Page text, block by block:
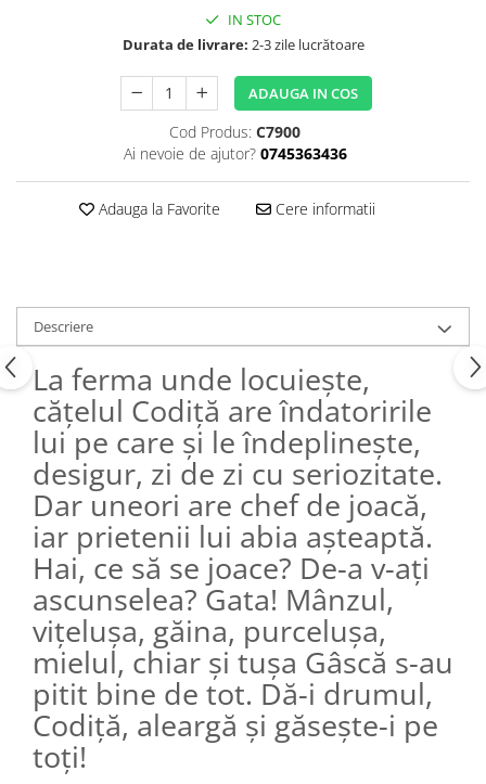
Editura Lizuka Educativ
Editura Nemira
Editura Nomina
Editura Scriptum
Editura Vellant
Editura Verba
IN STOC
Durata de livrare: 2-3 zile lucrătoare
ADAUGA IN COS
Cod Produs: C7900
Ai nevoie de ajutor? 0745363436
Adauga la Favorite Cere informatii
Descriere
La ferma unde locuiește,
cățelul Codiță are îndatoririle
lui pe care și le îndeplinește,
desigur, zi de zi cu seriozitate.
Dar uneori are chef de joacă,
iar prietenii lui abia așteaptă.
Hai, ce să se joace? De-a v-ați
ascunselea? Gata! Mânzul,
vițelușa, găina, purcelușa,
mielul, chiar și tușa Gâscă s-au
pitit bine de tot. Dă-i drumul,
Codiță, aleargă și găsește-i pe
toți!